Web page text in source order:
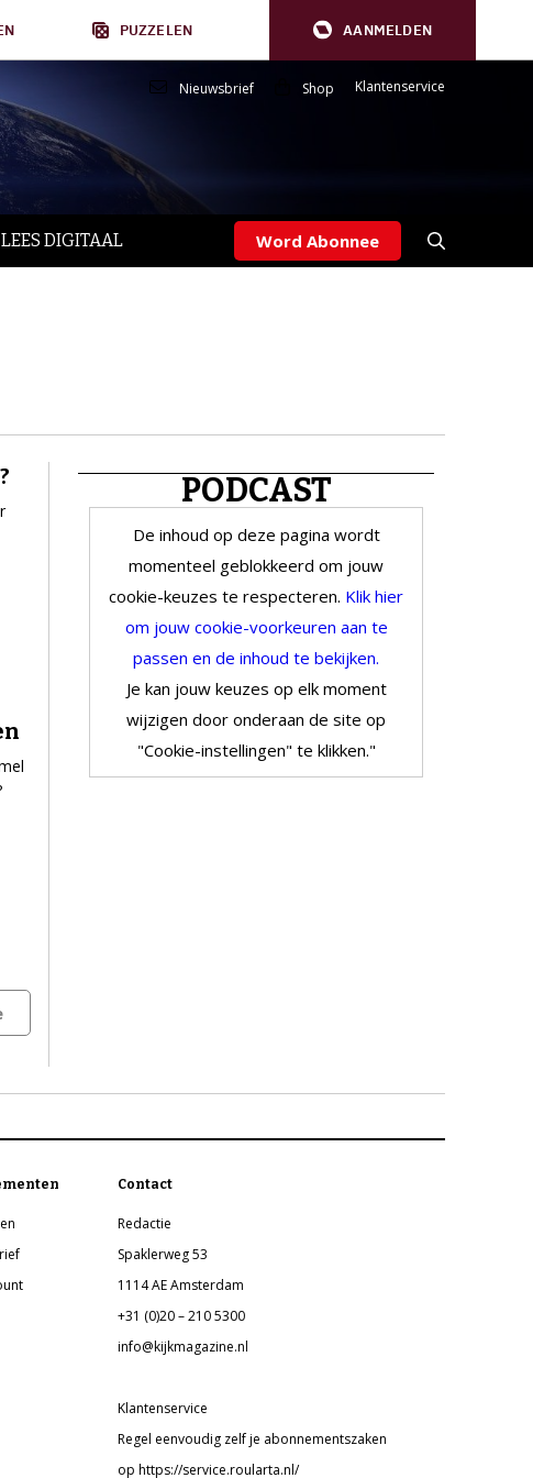
PUZZELEN AANMELDEN
Nieuwsbrief Shop Klantenservice
LEES DIGITAAL Word Abonnee
PODCAST
De inhoud op deze pagina wordt
momenteel geblokkeerd om jouw
cookie-keuzes te respecteren. Klik hier
om jouw cookie-voorkeuren aan te
passen en de inhoud te bekijken.
Je kan jouw keuzes op elk moment
wijzigen door onderaan de site op
"Cookie-instellingen" te klikken."
Contact
Redactie
Spaklerweg 53
1114 AE Amsterdam
+31 (0)20 – 210 5300
info@kijkmagazine.nl
Klantenservice
Regel eenvoudig zelf je abonnementszaken
op https://service.roularta.nl/